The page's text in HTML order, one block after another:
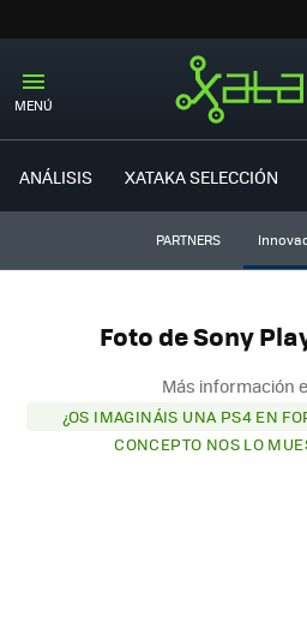
MENÚ
ANÁLISIS XATAKA SELECCIÓN
PARTNERS
Foto de Sony
Más información
¿OS IMAGINÁIS UNA PS4 EN
CONCEPTO NOS LO